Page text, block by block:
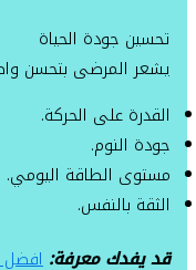
تحسين جودة الحياة
يشعر المرضى بتحسن
القدرة على الحركة.
جودة النوم.
مستوى الطاقة اليومي.
الثقة بالنفس.
قد يفدك معرفة: افضل